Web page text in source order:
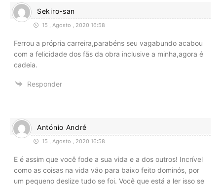
Sekiro-san
15 , Agosto , 2020 16:58
Ferrou a própria carreira,parabéns seu vagabundo acabou
com a felicidade dos fãs da obra inclusive a minha,agora é
cadeia.
Responder
António André
15 , Agosto , 2020 16:58
E é assim que você fode a sua vida e a dos outros! Incrível
como as coisas na vida vão para baixo feito dominós, por
um pequeno deslize tudo se foi. Você que está a ler isso se